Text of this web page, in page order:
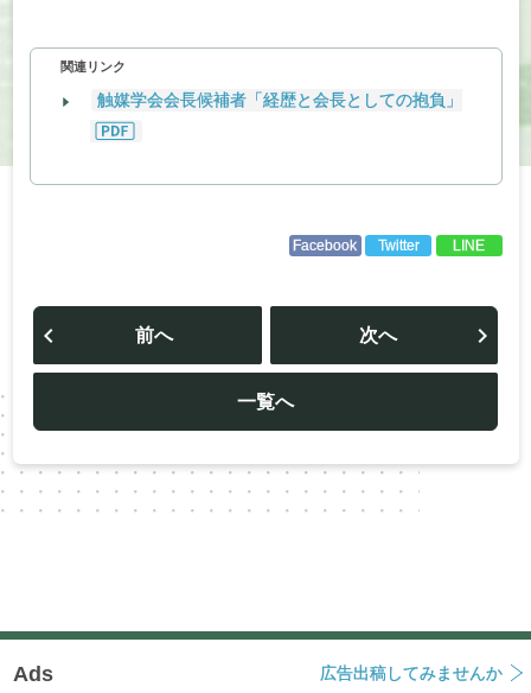
関連リンク
触媒学会会長候補者「経歴と会長としての抱負」
Facebook Twitter LINE
投
ビ
ー
シ
ョ
前へ
一覧へ
次へ
Ads 広告出稿してみませんか